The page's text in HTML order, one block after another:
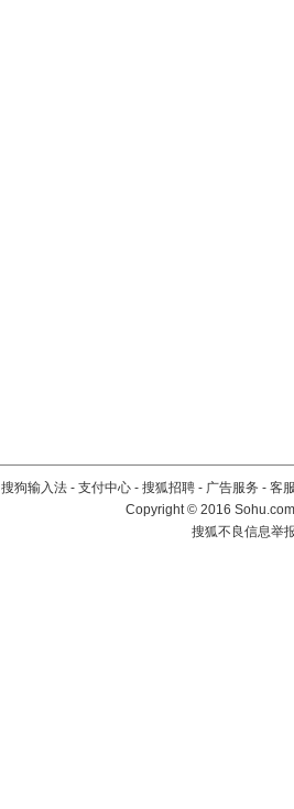
搜狗输入法 - 支付中心 - 搜狐招聘 - 广告服务 - 客
Copyright©2016
搜狐不良信息举